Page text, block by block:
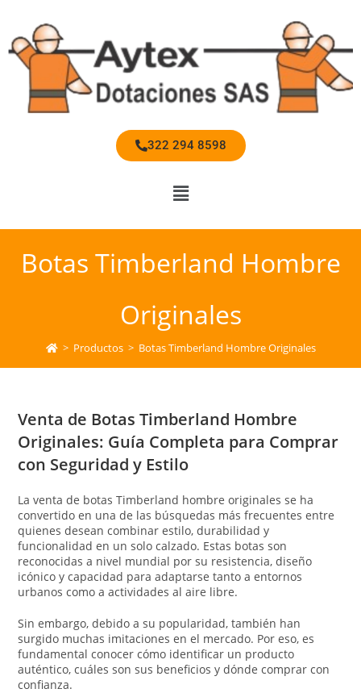
322 294 8598
Botas Timberland Hombre
Originales
> Productos > Botas Timberland Hombre Originales
Venta de Botas Timberland Hombre
Originales: Guía Completa para Comprar
con Seguridad y Estilo
La venta de botas Timberland hombre originales se ha
convertido en una de las búsquedas más frecuentes entre
quienes desean combinar estilo, durabilidad y
funcionalidad en un solo calzado. Estas botas son
reconocidas a nivel mundial por su resistencia, diseño
icónico y capacidad para adaptarse tanto a entornos
urbanos como a actividades al aire libre.
Sin embargo, debido a su popularidad, también han
surgido muchas imitaciones en el mercado. Por eso, es
fundamental conocer cómo identificar un producto
auténtico, cuáles son sus beneficios y dónde comprar con
confianza.